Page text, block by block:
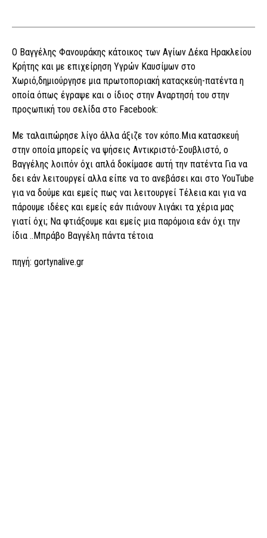
Ο Βαγγέλης Φανουράκης κάτοικος των Αγίων Δέκα Ηρακλείου
Κρήτης και με επιχείρηση Υγρών Καυσίμων στο
Χωριό,δημιούργησε μια πρωτοποριακή καταςκεύη-πατέντα η
οποία όπως έγραψε και ο ίδιος στην Αναρτησή του στην
προςωπική του σελίδα στο Facebook:
Με ταλαιπώρησε λίγο άλλα άξιζε τον κόπο.Μια κατασκευή
στην οποία μπορείς να ψήσεις Αντικριστό-Σουβλιστό, ο
Βαγγέλης λοιπόν όχι απλά δοκίμασε αυτή την πατέντα Για να
δει εάν λειτουργεί αλλα είπε να το ανεβάσει και στο YouTube
για να δούμε και εμείς πως ναι λειτουργεί Τέλεια και για να
πάρουμε ιδέες και εμείς εάν πιάνουν λιγάκι τα χέρια μας
γιατί όχι; Να φτιάξουμε και εμείς μια παρόμοια εάν όχι την
ίδια ..Μπράβο Βαγγέλη πάντα τέτοια
πηγή: gortynalive.gr